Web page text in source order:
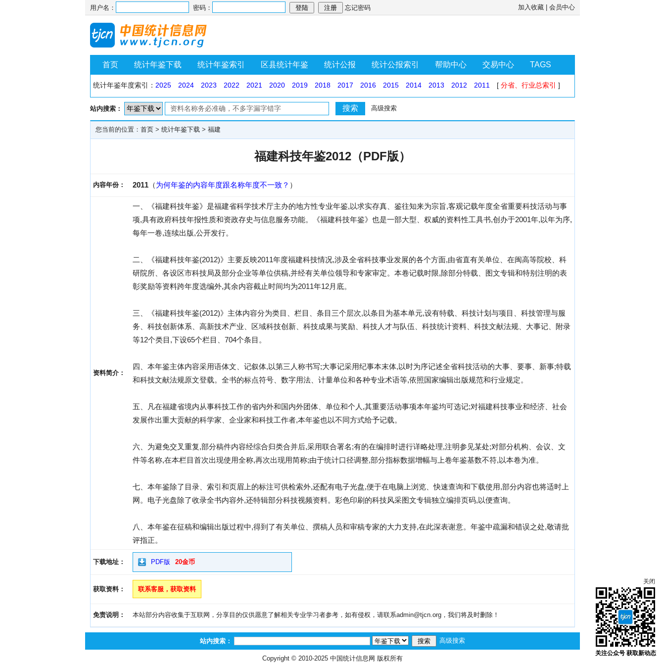
用户名： 密码： 忘记密码 加入收藏 会员中心
首页 统计年鉴下载 统计年鉴索引 区县统计年鉴 统计公报 统计公报索引 帮助中心 交易中心 TAGS
统计年鉴年度索引： 2025 2024 2023 2022 2021 2020 2019 2018 2017 2016 2015 2014 2013 2012 2011 [ 分省、行业总索引 ]
站内搜索： 高级搜索
您当前的位置： 首页 > 统计年鉴下载 > 福建
福建科技年鉴2012（PDF版）
内容年份： 2011 （为何年鉴的内容年度跟名称年度不一致？ ）
资料简介：
一、《福建科技年鉴》是福建省科学技术厅主办的地方性专业年鉴,以求实存真、鉴往知来为宗旨,客观记载年度全省重要科技活动与事
项,具有政府科技年报性质和资政存史与信息服务功能。《福建科技年鉴》也是一部大型、权威的资料性工具书,创办于2001年,以年为序,
每年一卷,连续出版,公开发行。
二、《福建科技年鉴(2012)》主要反映2011年度福建科技情况,涉及全省科技事业发展的各个方面,由省直有关单位、在闽高等院校、科
研院所、各设区市科技局及部分企业等单位供稿,并经有关单位领导和专家审定。本卷记载时限,除部分特载、图文专辑和特别注明的表
彰奖励等资料跨年度选编外,其余内容截止时间均为2011年12月底。
三、《福建科技年鉴(2012)》主体内容分为类目、栏目、条目三个层次,以条目为基本单元,设有特载、科技计划与项目、科技管理与服
务、科技创新体系、高新技术产业、区域科技创新、科技成果与奖励、科技人才与队伍、科技统计资料、科技文献法规、大事记、附录
等12个类目,下设65个栏目、704个条目。
四、本年鉴主体内容采用语体文、记叙体,以第三人称书写;大事记采用纪事本末体,以时为序记述全省科技活动的大事、要事、新事;特载
和科技文献法规原文登载。全书的标点符号、数字用法、计量单位和各种专业术语等,依照国家编辑出版规范和行业规定。
五、凡在福建省境内从事科技工作的省内外和国内外团体、单位和个人,其重要活动事项本年鉴均可选记;对福建科技事业和经济、社会
发展作出重大贡献的科学家、企业家和科技工作者,本年鉴也以不同方式给予记载。
六、为避免交叉重复,部分稿件内容经综合归类合并后,采用联合署名;有的在编排时进行详略处理,注明参见某处;对部分机构、会议、文
件等名称,在本栏目首次出现使用全称,再次出现用简称;由于统计口径调整,部分指标数据增幅与上卷年鉴基数不符,以本卷为准。
七、本年鉴除了目录、索引和页眉上的标注可供检索外,还配有电子光盘,便于在电脑上浏览、快速查询和下载使用,部分内容也将适时上
网。电子光盘除了收录全书内容外,还特辑部分科技视频资料。彩色印刷的科技风采图文专辑独立编排页码,以便查询。
八、本年鉴在征稿和编辑出版过程中,得到了有关单位、撰稿人员和审稿专家的大力支持,在此深表谢意。年鉴中疏漏和错误之处,敬请批
评指正。
下载地址： PDF版 20金币
获取资料： 联系客服，获取资料
免责说明： 本站部分内容收集于互联网，分享目的仅供愿意了解相关专业学习者参考，如有侵权，请联系admin@tjcn.org，我们将及时删除！
站内搜索： 高级搜索
Copyright © 2010-2025 中国统计信息网 版权所有
关闭
关注公众号 获取新动态